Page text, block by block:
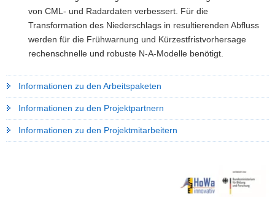
von CML- und Radardaten verbessert. Für die
Transformation des Niederschlags in resultierenden Abfluss
werden für die Frühwarnung und Kürzestfristvorhersage
rechenschnelle und robuste N-A-Modelle benötigt.
Informationen zu den Arbeitspaketen
Informationen zu den Projektpartnern
Informationen zu den Projektmitarbeitern